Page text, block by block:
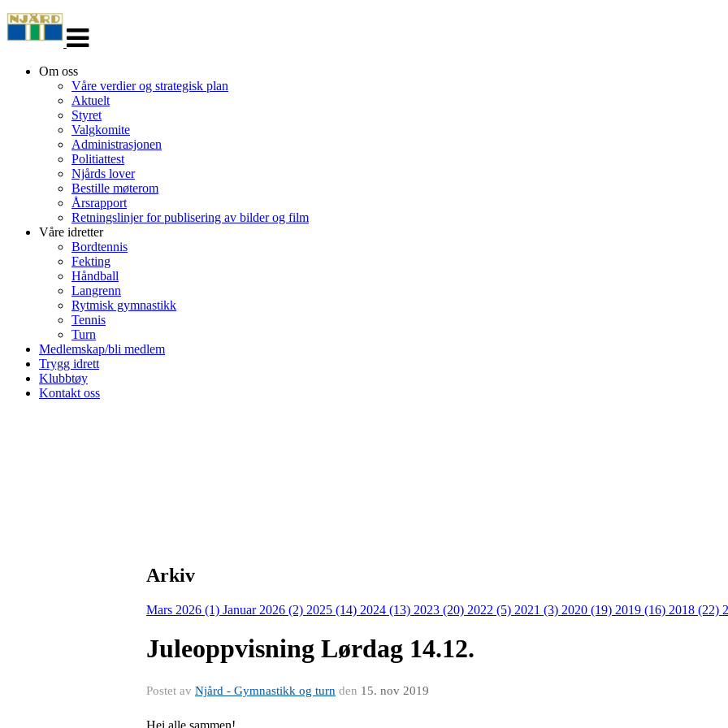
navigasjon
Om oss
Våre verdier og strategisk plan
Aktuelt
Styret
Valgkomite
Administrasjonen
Politiattest
Njårds lover
Bestille møterom
Årsrapport
Retningslinjer for publisering av bilder og film
Våre idretter
Bordtennis
Fekting
Håndball
Langrenn
Rytmisk gymnastikk
Tennis
Turn
Medlemskap/bli medlem
Trygg idrett
Klubbtøy
Kontakt oss
Arkiv
Mars 2026 (1) Januar 2026 (2) 2025 (14) 2024 (13) 2023 (20) 2022 (5) 2021 (3) 2020 (19) 2019 (16) 2018 (22)
Juleoppvisning Lørdag 14.12.
Postet av Njård - Gymnastikk og turn den 15. nov 2019
Hei alle sammen!